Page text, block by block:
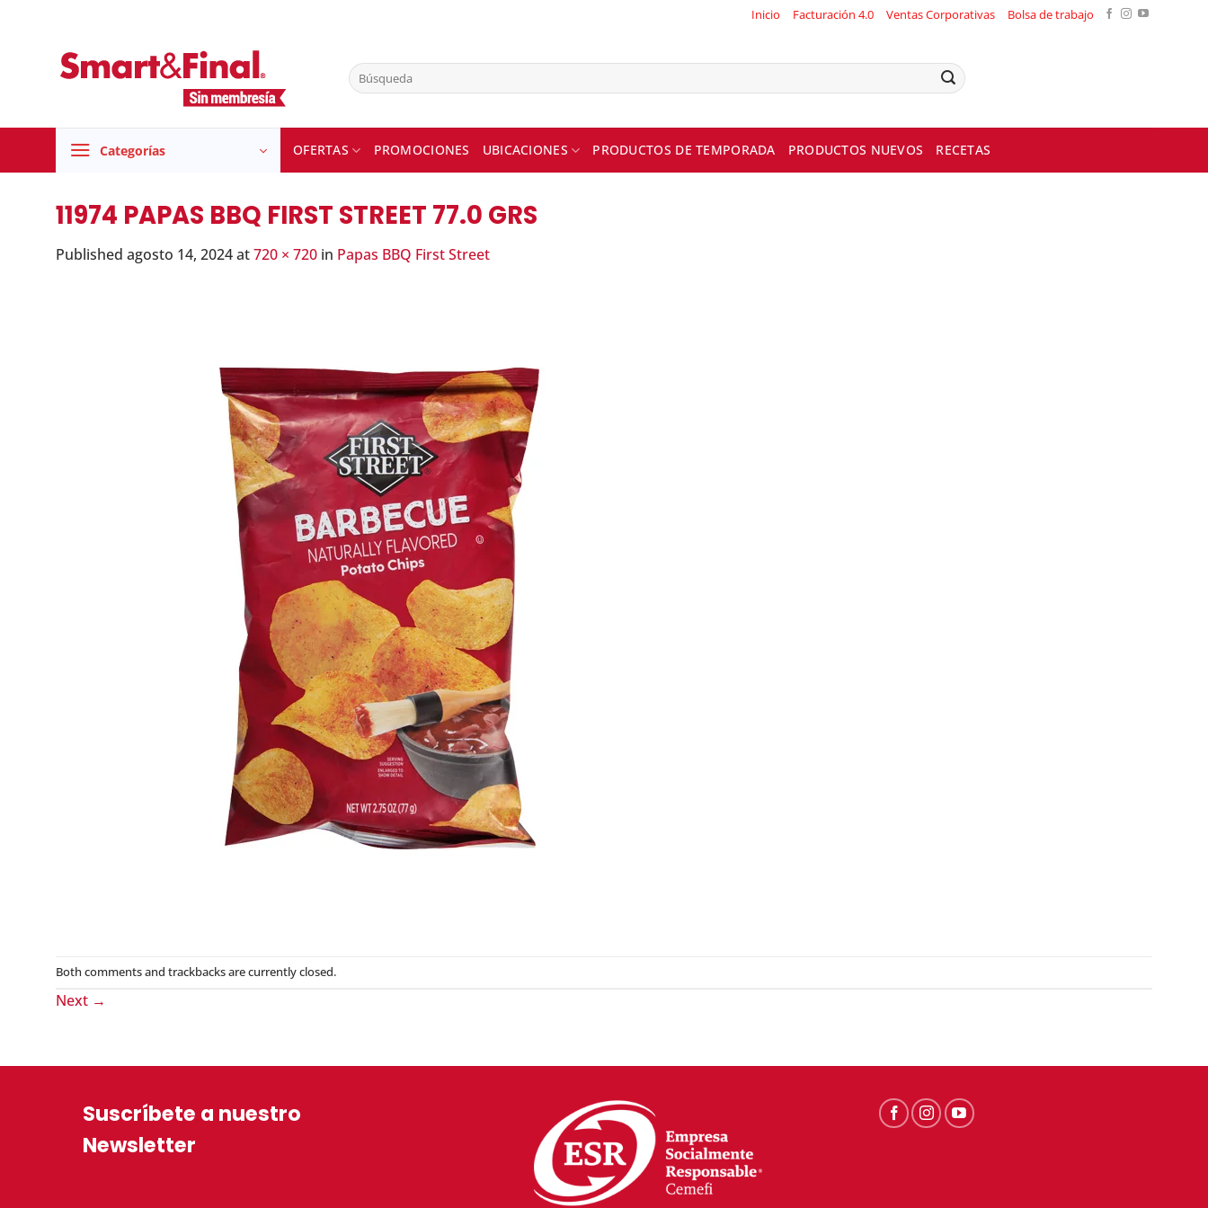
Inicio Facturación 4.0 Ventas Corporativas Bolsa de trabajo
Buscar
por:
Categorías OFERTAS PROMOCIONES UBICACIONES PRODUCTOS DE TEMPORADA PRODUCTOS NUEVOS RECETAS
11974 PAPAS BBQ FIRST STREET 77.0 GRS
Published agosto 14, 2024at720 × 720 in Papas BBQ First Street
Both comments and trackbacks are currently closed.
Next →
Suscríbete a nuestro
Newsletter